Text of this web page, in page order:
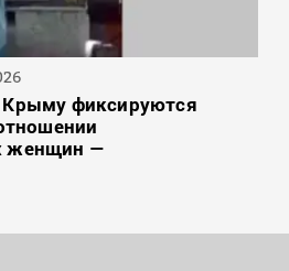
фиксируются
женщин —